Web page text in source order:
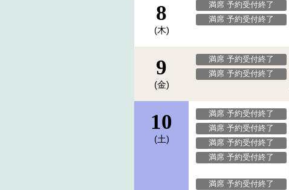
8
(木)
満席 予約受付終了
満席 予約受付終了
9
(金)
満席 予約受付終了
満席 予約受付終了
10
(土)
満席 予約受付終了
満席 予約受付終了
満席 予約受付終了
満席 予約受付終了
満席 予約受付終了